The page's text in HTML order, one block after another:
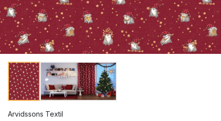
Arvidssons Textil